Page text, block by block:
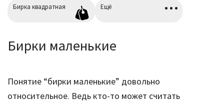
Бирка квадратная Ещё
Бирки маленькие
Понятие “бирки маленькие” довольно
относительное. Ведь кто-то может считать